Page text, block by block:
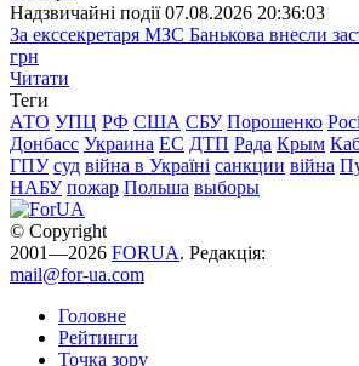
Надзвичайні події 07.08.2026 20:36:03
За екссекретаря МЗС Банькова внесли
грн
Читати
Теги
АТО УПЦ РФ США СБУ Порошенко
Донбасс Украина ЕС ДТП Рада Крым
ГПУ суд війна в Україні санкции війна
НАБУ пожар Польша выборы
© Copyright
2001—2026 FORUA. Редакція:
mail@for-ua.com
Головне
Рейтинги
Точка зору